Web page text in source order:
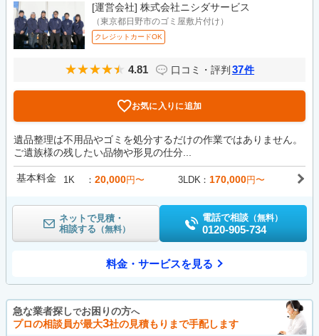
[運営会社] 株式会社ニシダサービス
（東京都日野市のゴミ屋敷片付け）
クレジットカードOK
4.81 口コミ・評判 37件
お気に入りに追加
遺品整理は不用品やゴミを処分するだけの作業ではありません。
ご遺族様の残したい品物や形見の仕分...
基本料金 1K 20,000円〜 3LDK 170,000円〜
ネットで見積・
相談する （無料）
電話で相談 （無料）
0120-905-734
料金・サービスを見る
急な業者探しでお困りの方へ
プロの相談員が最大3社の見積もりまで手配します